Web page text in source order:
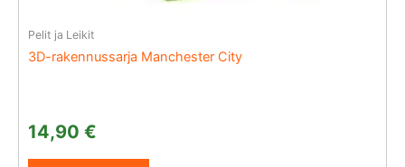
Pelit ja Leikit
3D-rakennussarja Manchester City
14,90 €